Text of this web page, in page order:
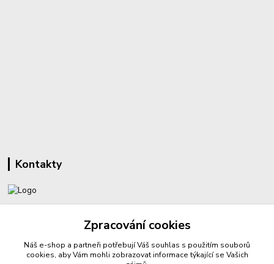
Kontakty
sperkyproradost@seznam.cz
Zpracování cookies
Náš e-shop a partneři potřebují Váš souhlas s použitím souborů
cookies, aby Vám mohli zobrazovat informace týkající se Vašich